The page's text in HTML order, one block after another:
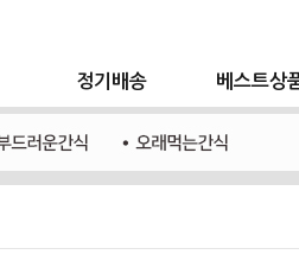
정기배송 베스트상